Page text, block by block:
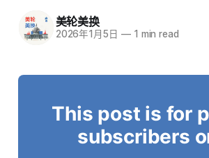
美轮美换
2026年1月5日 —1 min read
This post is for
subscribers